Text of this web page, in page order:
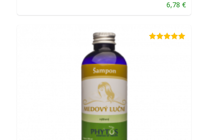
6,78 €